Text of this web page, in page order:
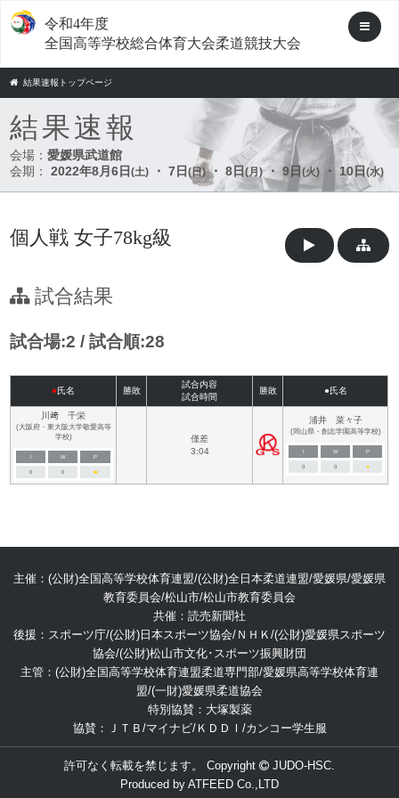
令和4年度
全国高等学校総合体育大会柔道競技大会
結果速報トップページ
結果速報
会場：愛媛県武道館
会期：
2022年8月6日(土) ・ 7日(日)・ 8日(月)・ 9日(火) ・ 10日(水)
個人戦 女子78kg級
試合結果
試合場:2 / 試合順:28
●氏名 勝敗
試合内容
試合時間
勝敗 ●氏名
川﨑 千栄
(大阪府・東大阪大学敬愛高等
学校)
I W P
0 0 ■■
僅差
3:04
浦井 菜々子
(岡山県・創志学園高等学校)
I W P
0 0 ■
主催：(公財)全国高等学校体育連盟/(公財)全日本柔道連盟/愛媛県/愛媛県
教育委員会/松山市/松山市教育委員会
共催：読売新聞社
後援：スポーツ庁/(公財)日本スポーツ協会/ＮＨＫ/(公財)愛媛県スポーツ
協会/(公財)松山市文化･スポーツ振興財団
主管：(公財)全国高等学校体育連盟柔道専門部/愛媛県高等学校体育連
盟/(一財)愛媛県柔道協会
特別協賛：大塚製薬
協賛：ＪＴＢ/マイナビ/ＫＤＤＩ/カンコー学生服
許可なく転載を禁じます。 Copyright
JUDO-HSC.
Produced by ATFEED Co.,LTD